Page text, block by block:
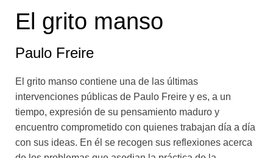
El grito manso
Paulo Freire
El grito manso contiene una de las últimas
intervenciones públicas de Paulo Freire y es, a un
tiempo, expresión de su pensamiento maduro y
encuentro comprometido con quienes trabajan día a día
con sus ideas. En él se recogen sus reflexiones acerca